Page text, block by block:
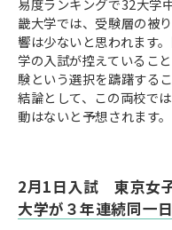
易度ランキングで32大学
畿大学では、受験層の被
響は少ないと思われます
学の入試が控えているこ
験という選択を躊躇する
結論として、この両校で
動はないと予想されます。
2月1日入試 東京女
大学が３年連続同一